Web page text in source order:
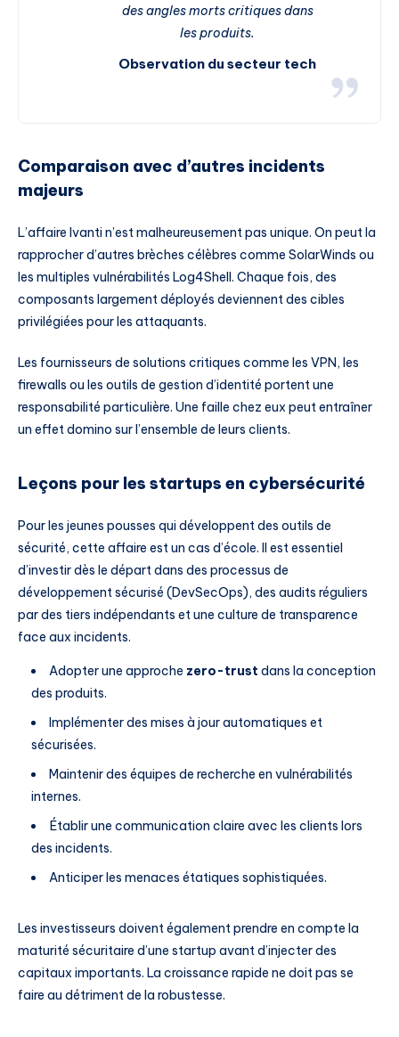
des angles morts critiques dans
les produits.
Observation du secteur tech
Comparaison avec d’autres incidents
majeurs
L’affaire Ivanti n’est malheureusement pas unique. On peut la
rapprocher d’autres brèches célèbres comme SolarWinds ou
les multiples vulnérabilités Log4Shell. Chaque fois, des
composants largement déployés deviennent des cibles
privilégiées pour les attaquants.
Les fournisseurs de solutions critiques comme les VPN, les
firewalls ou les outils de gestion d’identité portent une
responsabilité particulière. Une faille chez eux peut entraîner
un effet domino sur l’ensemble de leurs clients.
Leçons pour les startups en cybersécurité
Pour les jeunes pousses qui développent des outils de
sécurité, cette affaire est un cas d’école. Il est essentiel
d’investir dès le départ dans des processus de
développement sécurisé (DevSecOps), des audits réguliers
par des tiers indépendants et une culture de transparence
face aux incidents.
Adopter une approche zero-trust dans la conception
des produits.
Implémenter des mises à jour automatiques et
sécurisées.
Maintenir des équipes de recherche en vulnérabilités
internes.
Établir une communication claire avec les clients lors
des incidents.
Anticiper les menaces étatiques sophistiquées.
Les investisseurs doivent également prendre en compte la
maturité sécuritaire d’une startup avant d’injecter des
capitaux importants. La croissance rapide ne doit pas se
faire au détriment de la robustesse.